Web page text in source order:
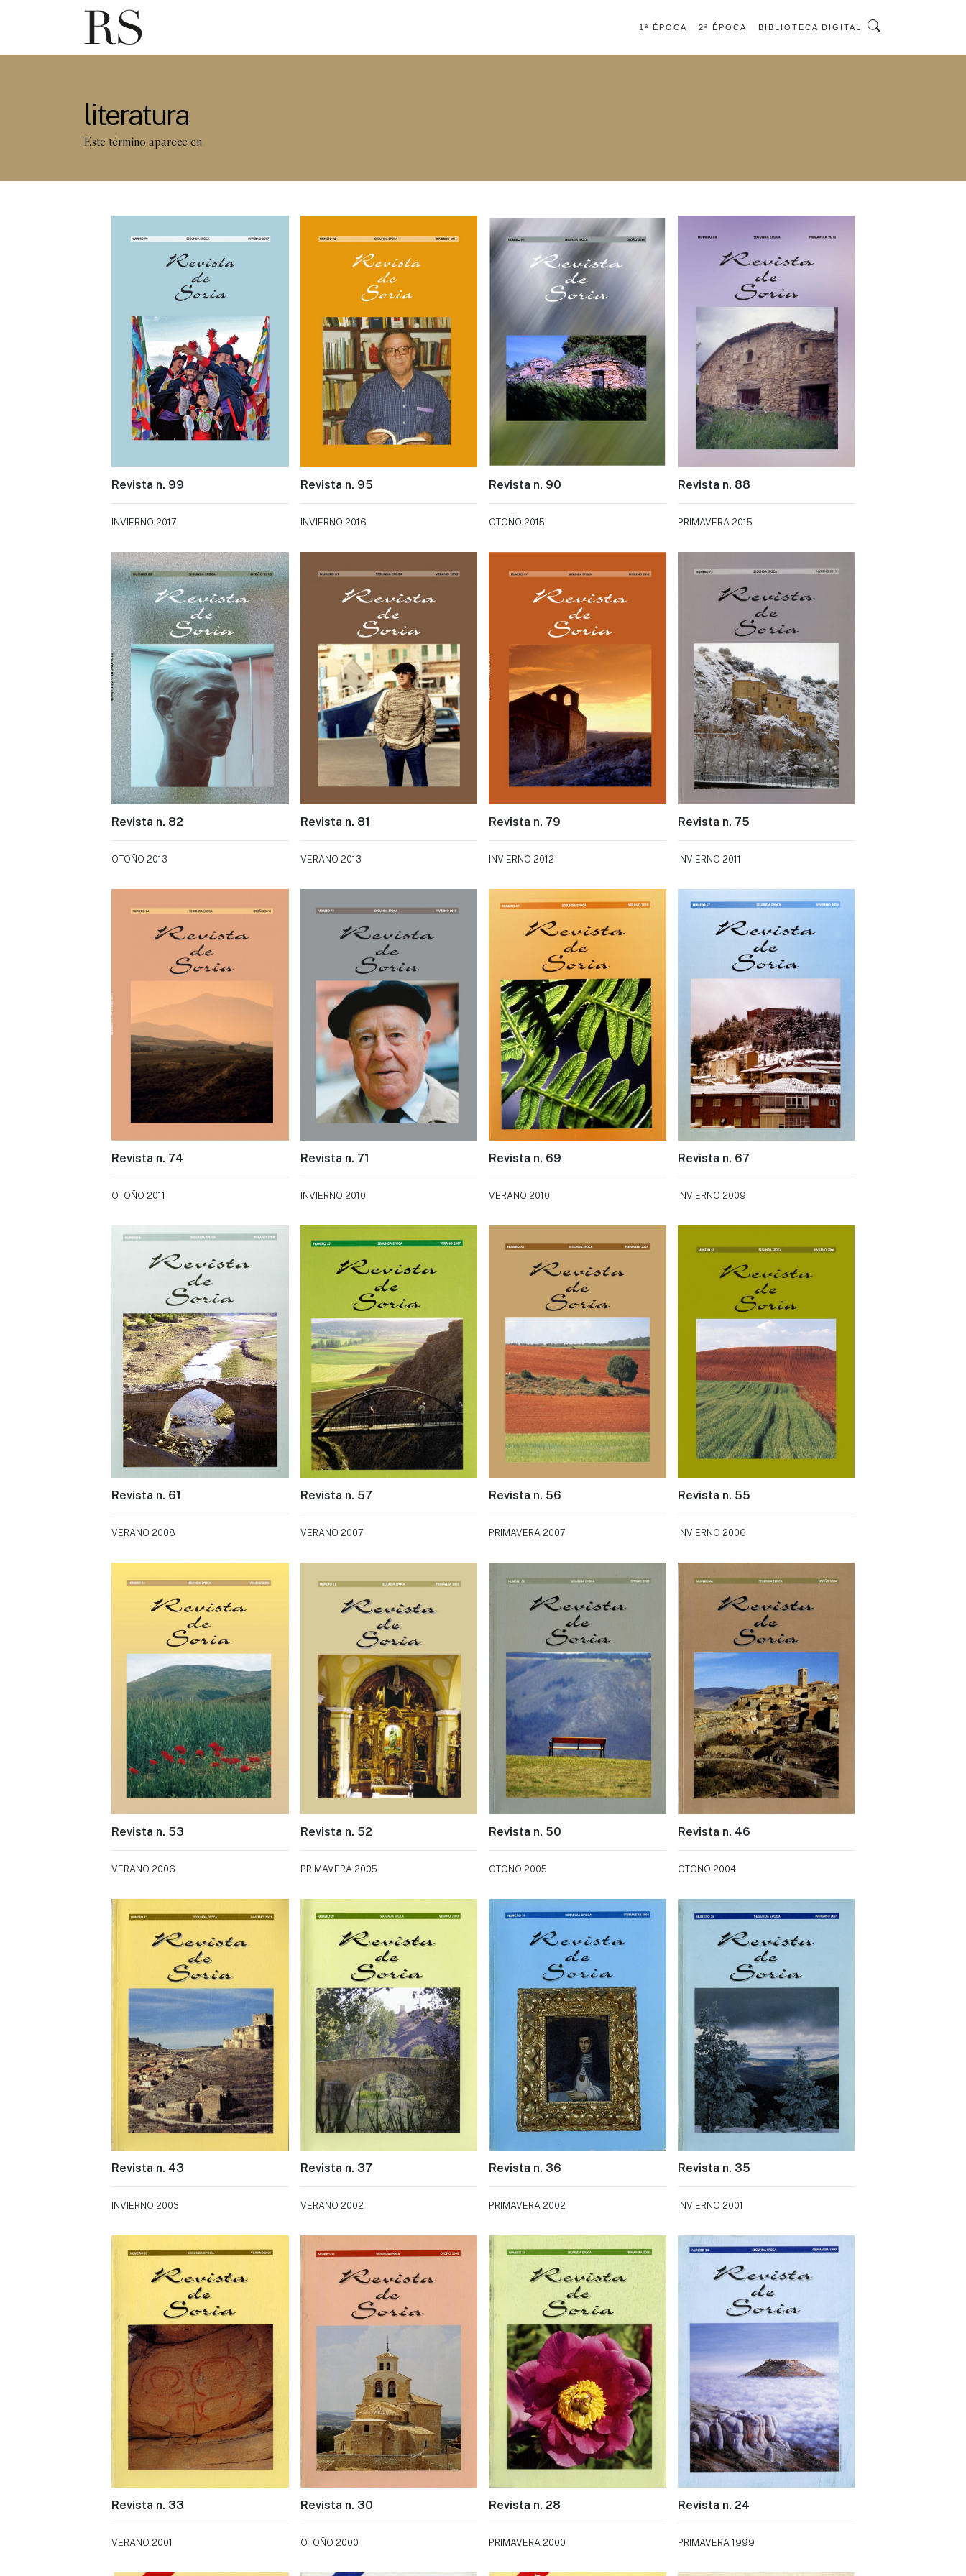
1ª ÉPOCA 2ª ÉPOCA BIBLIOTECA DIGITAL
literatura
Este término aparece en
Revista n. 99
INVIERNO 2017
Revista n. 95
INVIERNO 2016
Revista n. 90
OTOÑO 2015
Revista n. 88
PRIMAVERA 2015
Revista n. 82
OTOÑO 2013
Revista n. 81
VERANO 2013
Revista n. 79
INVIERNO 2012
Revista n. 75
INVIERNO 2011
Revista n. 74
OTOÑO 2011
Revista n. 71
INVIERNO 2010
Revista n. 69
VERANO 2010
Revista n. 67
INVIERNO 2009
Revista n. 61
VERANO 2008
Revista n. 57
VERANO 2007
Revista n. 56
PRIMAVERA 2007
Revista n. 55
INVIERNO 2006
Revista n. 53
VERANO 2006
Revista n. 52
PRIMAVERA 2005
Revista n. 50
OTOÑO 2005
Revista n. 46
OTOÑO 2004
Revista n. 43
INVIERNO 2003
Revista n. 37
VERANO 2002
Revista n. 36
PRIMAVERA 2002
Revista n. 35
INVIERNO 2001
Revista n. 33
VERANO 2001
Revista n. 30
OTOÑO 2000
Revista n. 28
PRIMAVERA 2000
Revista n. 24
PRIMAVERA 1999